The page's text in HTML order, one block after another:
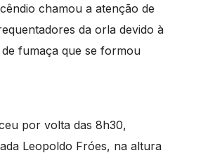
chamou a atenção de
da orla devido à
fumaça que se formou
por volta das 8h30,
Leopoldo Fróes, na altura